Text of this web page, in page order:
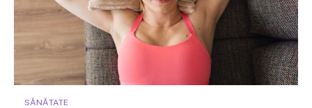
SĂNĂTATE